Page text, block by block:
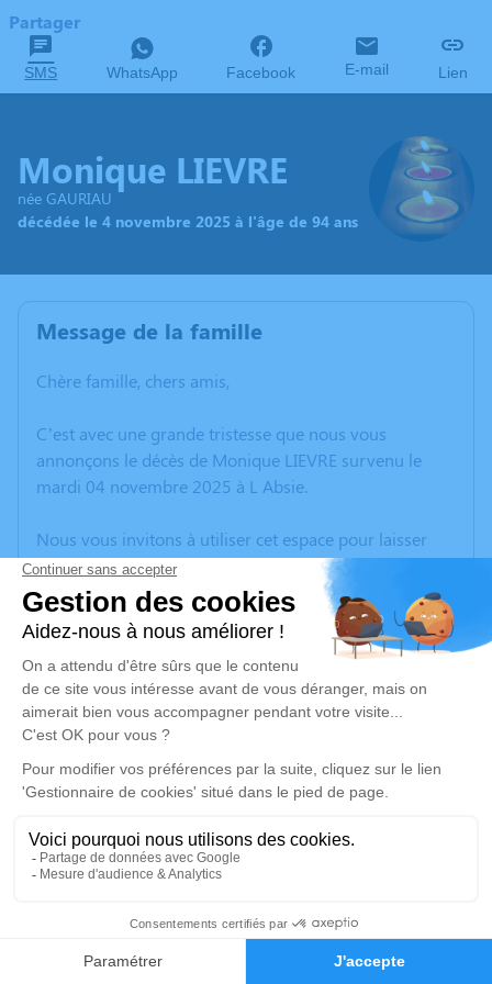
Faire-part Hommages
Partager
SMS WhatsApp Facebook E-mail Lien
Monique LIEVRE
née GAURIAU
décédée le 4 novembre 2025 à l'âge de 94 ans
Message de la famille
Chère famille, chers amis,
C’est avec une grande tristesse que nous vous
annonçons le décès de Monique LIEVRE survenu le
mardi 04 novembre 2025 à L Absie.
Nous vous invitons à utiliser cet espace pour laisser
vos condoléances, partager des photos souvenirs, une
anecdote ou exprimer vos pensées à travers des
poèmes ou des textes. Cet endroit est un lieu
d'expression dédié à honorer la mémoire de Monique
LIEVRE.
Un service de plantation d’arbre hommage est
disponible ici.
Je rends hommage
Cérémonie religieuse
Église de l'Absie
19 Allée de l'Église